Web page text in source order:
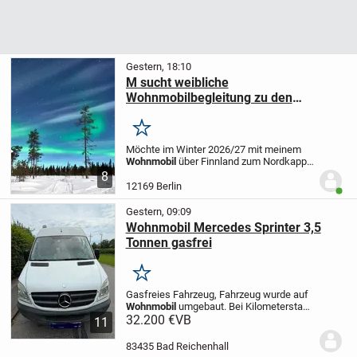
8
Gestern, 18:10
M sucht weibliche
Wohnmobilbegleitung zu den
Merken
Möchte im Winter 2026/27 mit meinem
Wohnmobilüber Finnland zum Nordkapp
Zeit und guten Englischkenntnissen, die
Spass auf den skandinavischen Winter
mit Polarlichtern und klarer Kälte hat.
Wenn du mitkommen möchtest melde
dich bitte, dann können wir alles weitere
besprechen.
12169 Berlin
11
Gestern, 09:09
Wohnmobil Mercedes Sprinter 3,5
Tonnen gasfrei
Merken
Gasfreies Fahrzeug, Fahrzeug wurde auf
Wohnmobil umgebaut. Bei Kilometerstand
180.000, Kraftstoff Diesel 100 Liter Tank,
04/2028; Klimaanlage, zusätzliche
32.200 €VB
83435 Bad Reichenhall